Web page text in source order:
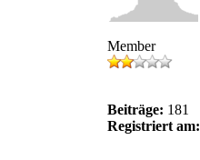
Member
Beiträge: 181
Registriert am: